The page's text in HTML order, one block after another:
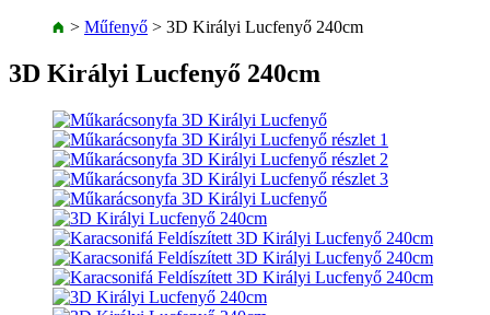
> Műfenyő > 3D Királyi Lucfenyő 240cm
3D Királyi Lucfenyő 240cm